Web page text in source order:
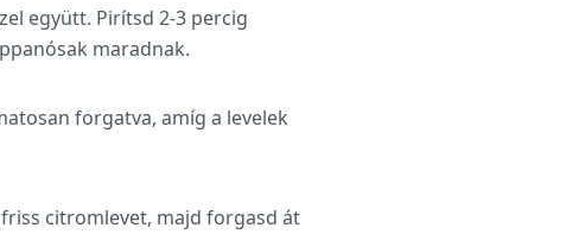
együtt. Pirítsd 2-3 percig
maradnak.
forgatva, amíg a levelek
citromlevet, majd forgasd át